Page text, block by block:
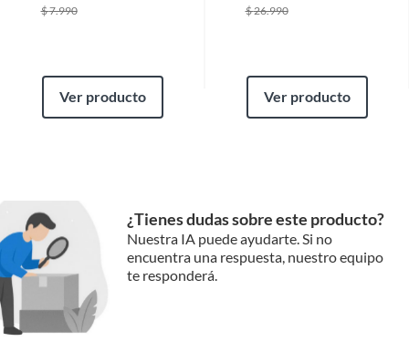
$7.990
Ver producto
$26.990
Ver producto
¿Tienes dudas sobre este producto?
Nuestra IA puede ayudarte. Si no
encuentra una respuesta, nuestro equipo
te responderá.